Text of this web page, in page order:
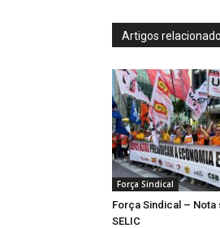
Artigos
Força Sindical
Força Sindical – Nota
SELIC